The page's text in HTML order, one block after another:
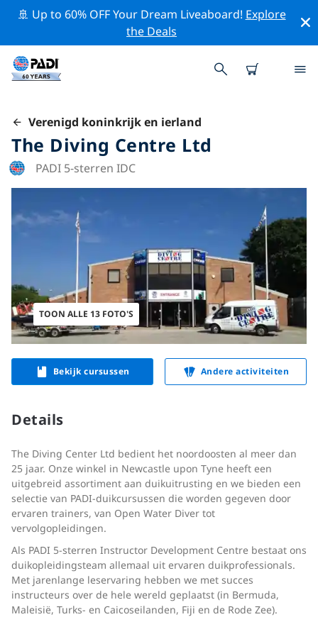
🚢 Up to 60% OFF Your Dream Liveaboard! Explore
the Deals
Verenigd koninkrijk en ierland
The Diving Centre Ltd
PADI 5-sterren IDC
TOON ALLE 13 FOTO'S
Bekijk cursussen Andere activiteiten
Details
The Diving Center Ltd bedient het noordoosten al meer dan
25 jaar. Onze winkel in Newcastle upon Tyne heeft een
uitgebreid assortiment aan duikuitrusting en we bieden een
selectie van PADI-duikcursussen die worden gegeven door
ervaren trainers, van Open Water Diver tot
vervolgopleidingen.
Als PADI 5-sterren Instructor Development Centre bestaat ons
duikopleidingsteam allemaal uit ervaren duikprofessionals.
Met jarenlange leservaring hebben we met succes
instructeurs over de hele wereld geplaatst (in Bermuda,
Maleisië, Turks- en Caicoseilanden, Fiji en de Rode Zee).